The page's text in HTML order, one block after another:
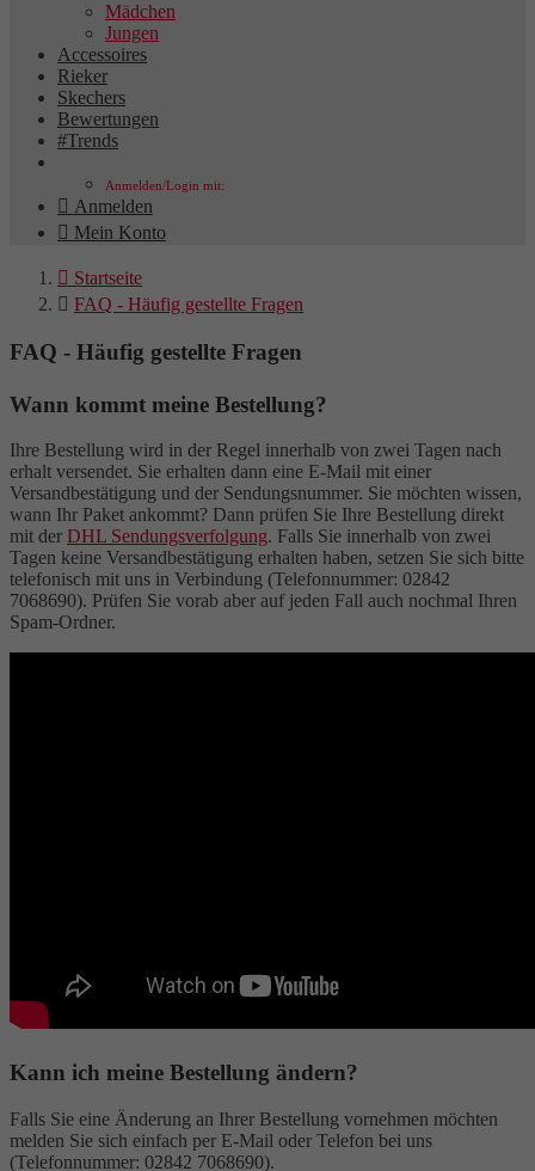
Mädchen
Jungen
Accessoires
Rieker
Skechers
Bewertungen
#Trends
Anmelden/Login mit:
 Anmelden
 Mein Konto
 Startseite
 FAQ - Häufig gestellte Fragen
FAQ - Häufig gestellte Fragen
Wann kommt meine Bestellung?
Ihre Bestellung wird in der Regel innerhalb von zwei Tagen nach
erhalt versendet. Sie erhalten dann eine E-Mail mit einer
Versandbestätigung und der Sendungsnummer. Sie möchten wissen,
wann Ihr Paket ankommt? Dann prüfen Sie Ihre Bestellung direkt
mit der DHL Sendungsverfolgung. Falls Sie innerhalb von zwei
Tagen keine Versandbestätigung erhalten haben, setzen Sie sich bitte
telefonisch mit uns in Verbindung (Telefonnummer: 02842
7068690). Prüfen Sie vorab aber auf jeden Fall auch nochmal Ihren
Spam-Ordner.
Kann ich meine Bestellung ändern?
Falls Sie eine Änderung an Ihrer Bestellung vornehmen möchten
melden Sie sich einfach per E-Mail oder Telefon bei uns
(Telefonnummer: 02842 7068690).